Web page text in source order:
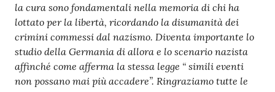
la cura sono fondamentali nella memoria di chi ha
lottato per la libertà, ricordando la disumanità dei
crimini commessi dal nazismo. Diventaimportante lo
studio della Germania di allora e lo scenario nazista
affinché come afferma la stessa legge “ simili eventi
non possano mai più accadere”. Ringraziamo tutte le